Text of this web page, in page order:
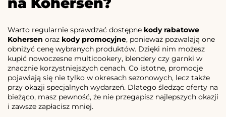
Warto regularnie sprawdzać dostępne kody rabatowe
Kohersen oraz kody promocyjne, ponieważ pozwalają one
obniżyć cenę wybranych produktów. Dzięki nim możesz
kupić nowoczesne multicookery, blendery czy garnki w
znacznie korzystniejszych cenach. Co istotne, promocje
pojawiają się nie tylko w okresach sezonowych, lecz także
przy okazji specjalnych wydarzeń. Dlatego śledząc oferty na
bieżąco, masz pewność, że nie przegapisz najlepszych okazji
i zawsze zapłacisz mniej.